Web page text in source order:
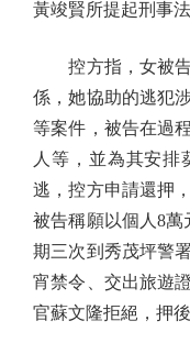
黃竣賢所提起刑事
控方指，女被告
係，她協助的逃犯
等案件，被告在過
人等，並為其安排
逃，控方申請還押
被告稱願以個人8萬
期三次到秀茂坪警
宵禁令、交出旅遊
官蘇文隆拒絕，押